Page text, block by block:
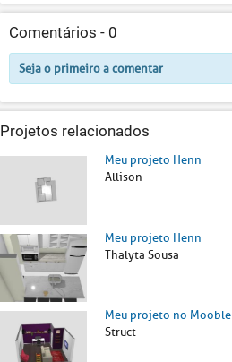
Comentários - 0
Seja o primeiro a comentar
Projetos relacionados
Meu projeto Henn
Allison
Meu projeto Henn
Thalyta Sousa
Meu projeto no Mooble
Struct